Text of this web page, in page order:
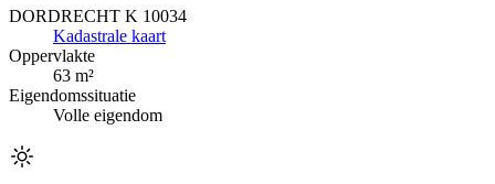
DORDRECHT K 10034
Kadastrale kaart
Oppervlakte
63 m²
Eigendomssituatie
Volle eigendom